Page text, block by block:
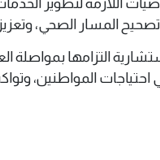
اللازمة لتطوير
المسار الصحي،
التزامها
المواطنين،